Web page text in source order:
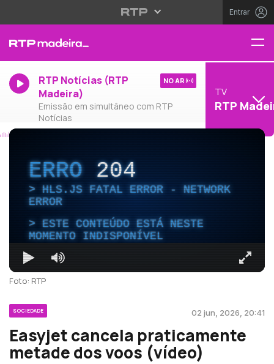
Entrar
RTP Notícias (RTP
Madeira)
Emissão em simultâneo com RTP
Notícias
NO AR
TV
RTP
ERRO204
HLS.JS FATAL ERROR - NETWORK
ERROR
ESTE CONTEÚDO ESTÁ NESTE
MOMENTO INDISPONÍVEL
Foto: RTP
SOCIEDADE 02 jun, 2026, 20:41
Easyjet cancela praticamente
metade dos voos (vídeo)